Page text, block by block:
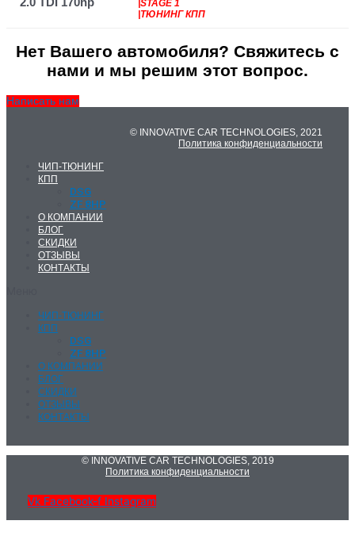
|STAGE 1
|ТЮНИНГ КПП
Нет Вашего автомобиля? Свяжитесь с
нами и мы решим этот вопрос.
Написать нам
© INNOVATIVE CAR TECHNOLOGIES, 2021
Политика конфиденциальности
ЧИП-ТЮНИНГ
КПП
DSG
ZF 8HP
О КОМПАНИИ
БЛОГ
СКИДКИ
ОТЗЫВЫ
КОНТАКТЫ
ЧИП-ТЮНИНГ
КПП
DSG
ZF 8HP
О КОМПАНИИ
БЛОГ
СКИДКИ
ОТЗЫВЫ
КОНТАКТЫ
© INNOVATIVE CAR TECHNOLOGIES, 2019
Политика конфиденциальности
Vk Facebook-f Instagram